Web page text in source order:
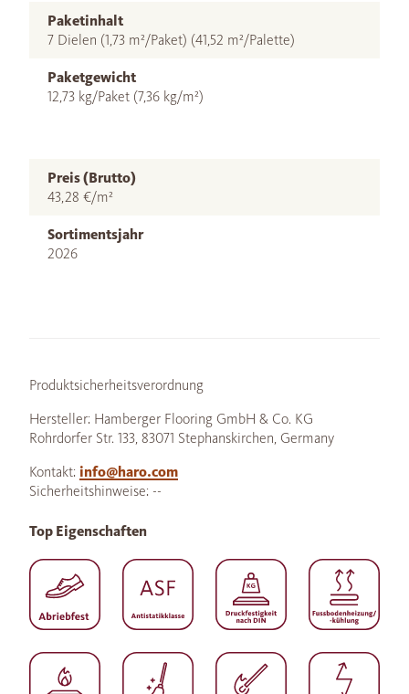
Paketinhalt
7 Dielen (1,73 m²/Paket) (41,52 m²/Palette)
Paketgewicht
12,73 kg/Paket (7,36 kg/m²)
Preis (Brutto)
43,28 €/m²
Sortimentsjahr
2026
Produktsicherheitsverordnung
Hersteller: Hamberger Flooring GmbH & Co. KG
Rohrdorfer Str. 133, 83071 Stephanskirchen, Germany
Kontakt: info@haro.com
Sicherheitshinweise: --
Top Eigenschaften